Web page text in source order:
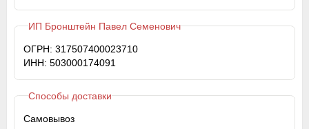
ИП Бронштейн Павел Семенович
ОГРН: 317507400023710
ИНН: 503000174091
Способы доставки
Самовывоз